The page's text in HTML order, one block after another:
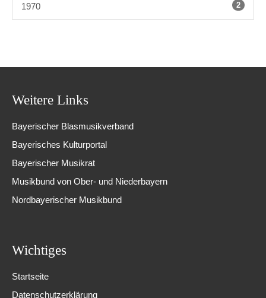
1970 2
Weitere Links
Bayerischer Blasmusikverband
Bayerisches Kulturportal
Bayerischer Musikrat
Musikbund von Ober- und Niederbayern
Nordbayerischer Musikbund
Wichtiges
Startseite
Datenschutzerklärung